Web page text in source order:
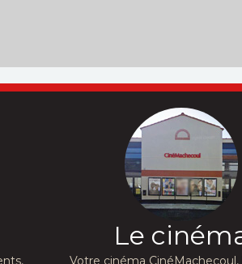
Le
Votre cinéma CinéMachecoul,